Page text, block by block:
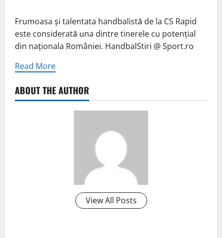
Frumoasa și talentata handbalistă de la CS Rapid
este considerată una dintre tinerele cu potențial
din naționala României. HandbalStiri @ Sport.ro
Read More
ABOUT THE AUTHOR
View All Posts